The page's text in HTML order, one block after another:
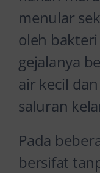
menular
oleh bakteri
gejalanya
air kecil
saluran
Pada
bersifat